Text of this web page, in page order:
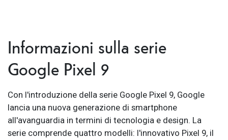
Informazioni sulla serie
Google Pixel 9
Con l'introduzione della serie Google Pixel 9, Google
lancia una nuova generazione di smartphone
all'avanguardia in termini di tecnologia e design. La
serie comprende quattro modelli: l'innovativo Pixel 9, il